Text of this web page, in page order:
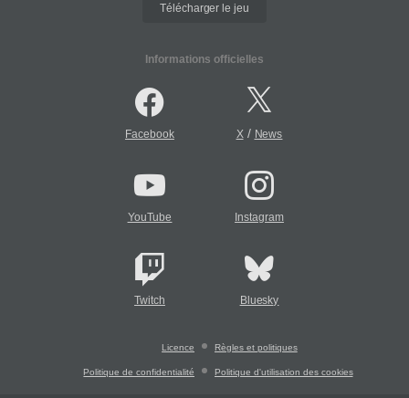
Télécharger le jeu
Informations officielles
Facebook X/ News
YouTube Instagram
Twitch Bluesky
Licence Règles et politiques
Politique de confidentialité Politique d'utilisation des cookies